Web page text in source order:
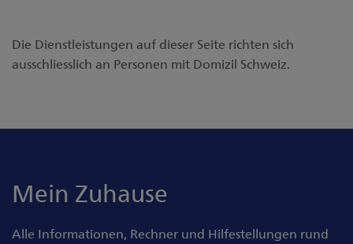
Die Dienstleistungen auf dieser Seite richten sich
ausschliesslich an Personen mit Domizil Schweiz.
Mein Zuhause
Alle Informationen, Rechner und Hilfestellungen rund